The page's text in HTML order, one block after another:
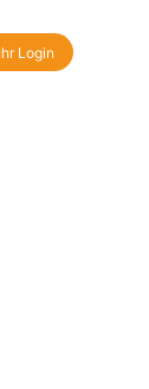
Ihr Login